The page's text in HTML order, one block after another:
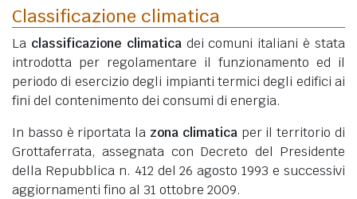
Classificazione climatica
La classificazione climaticadei comuni italiani è stata
introdotta per regolamentare il funzionamento ed il
periodo di esercizio degli impianti termici degli edifici ai
fini del contenimento dei consumi di energia.
In basso è riportata la zona climaticaper il territorio di
Grottaferrata, assegnata con Decreto del Presidente
della Repubblica n. 412 del 26 agosto 1993 e successivi
aggiornamenti fino al 31 ottobre 2009.